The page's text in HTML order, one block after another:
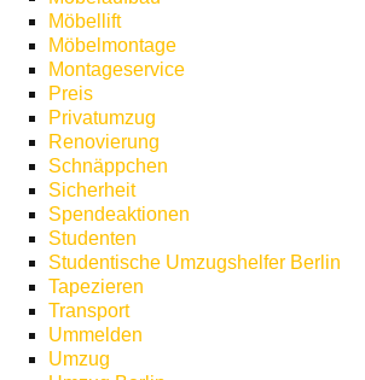
Möbellift
Möbelmontage
Montageservice
Preis
Privatumzug
Renovierung
Schnäppchen
Sicherheit
Spendeaktionen
Studenten
Studentische Umzugshelfer Berlin
Tapezieren
Transport
Ummelden
Umzug